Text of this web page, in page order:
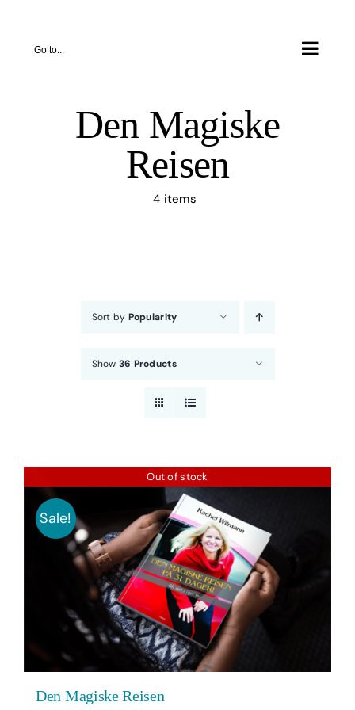
content
Go to...
Den Magiske
Reisen
4 items
Sort by Popularity
Show 36 Products
Out of stock
Sale!
Den Magiske Reisen